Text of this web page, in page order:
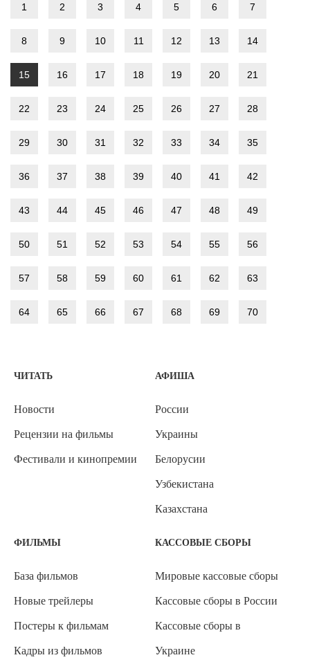
1 2 3 4 5 6 7
8 9 10 11 12 13 14
15 16 17 18 19 20 21
22 23 24 25 26 27 28
29 30 31 32 33 34 35
36 37 38 39 40 41 42
43 44 45 46 47 48 49
50 51 52 53 54 55 56
57 58 59 60 61 62 63
64 65 66 67 68 69 70
ЧИТАТЬ
Новости
Рецензии на фильмы
Фестивали и кинопремии
АФИША
России
Украины
Белорусии
Узбекистана
Казахстана
ФИЛЬМЫ
База фильмов
Новые трейлеры
Постеры к фильмам
Кадры из фильмов
КАССОВЫЕ СБОРЫ
Мировые кассовые сборы
Кассовые сборы в России
Кассовые сборы в
Украине